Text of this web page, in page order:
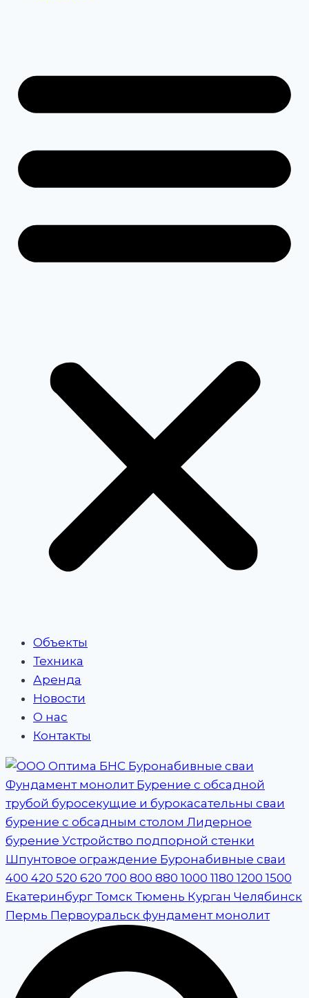
Объекты
Техника
Аренда
Новости
О нас
Контакты